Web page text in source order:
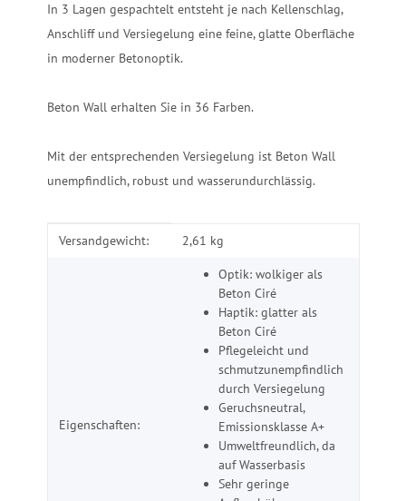
In 3 Lagen gespachtelt entsteht je nach Kellenschlag,
Anschliff und Versiegelung eine feine, glatte Oberfläche
in moderner Betonoptik.
Beton Wall erhalten Sie in 36 Farben.
Mit der entsprechenden Versiegelung ist Beton Wall
unempfindlich, robust und wasserundurchlässig.
Produkteigenschaft
Wert
Versandgewicht: 2,61 kg
Eigenschaften:
Optik: wolkiger als
Beton Ciré
Haptik: glatter als
Beton Ciré
Pflegeleicht und
schmutzunempfindlich
durch Versiegelung
Geruchsneutral,
Emissionsklasse A+
Umweltfreundlich, da
auf Wasserbasis
Sehr geringe